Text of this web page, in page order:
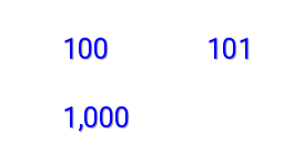
100 101
1,000